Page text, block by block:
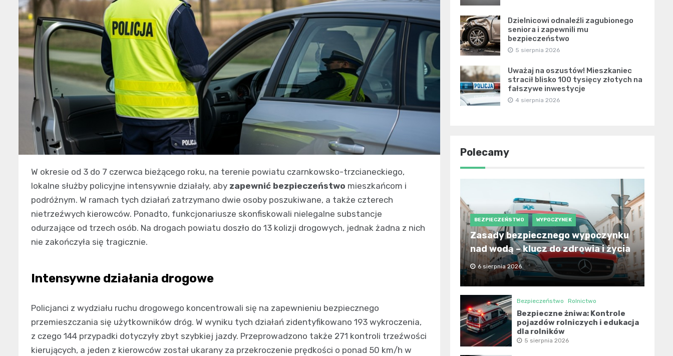
W okresie od 3 do 7 czerwca bieżącego roku, na terenie powiatu czarnkowsko-trzcianeckiego,
lokalne służby policyjne intensywnie działały, aby zapewnić bezpieczeństwo mieszkańcom i
podróżnym. W ramach tych działań zatrzymano dwie osoby poszukiwane, a także czterech
nietrzeźwych kierowców. Ponadto, funkcjonariusze skonfiskowali nielegalne substancje
odurzające od trzech osób. Na drogach powiatu doszło do 13 kolizji drogowych, jednak żadna z nich
nie zakończyła się tragicznie.
Intensywne działania drogowe
Policjanci z wydziału ruchu drogowego koncentrowali się na zapewnieniu bezpiecznego
przemieszczania się użytkowników dróg. W wyniku tych działań zidentyfikowano 193 wykroczenia,
z czego 144 przypadki dotyczyły zbyt szybkiej jazdy. Przeprowadzono także 271 kontroli trzeźwości
kierujących, a jeden z kierowców został ukarany za przekroczenie prędkości o ponad 50 km/h w
Dzielnicowi odnaleźli zagubionego
seniora i zapewnili mu
bezpieczeństwo
5 sierpnia 2026
Uważaj na oszustów! Mieszkaniec
stracił blisko 100 tysięcy złotych na
fałszywe inwestycje
4 sierpnia 2026
Polecamy
BEZPIECZEŃSTWO WYPOCZYNEK
Zasady bezpiecznego wypoczynku
nad wodą – klucz do zdrowia i życia
6 sierpnia 2026
Bezpieczeństwo Rolnictwo
Bezpieczne żniwa: Kontrole
pojazdów rolniczych i edukacja
dla rolników
5 sierpnia 2026